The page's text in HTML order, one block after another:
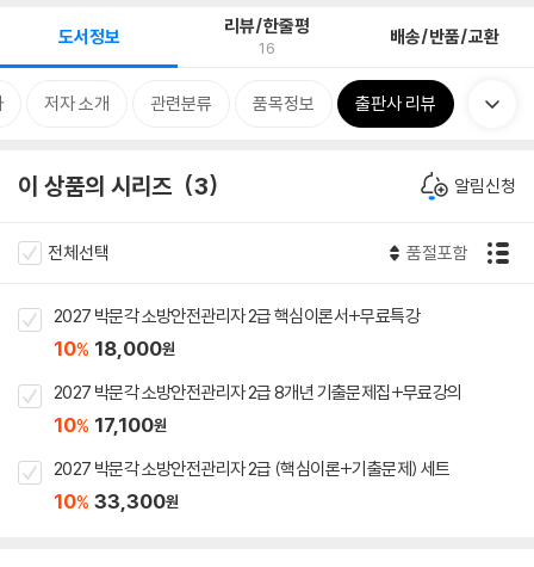
도서정보 리뷰/한줄평
16 배송/반품/교환
저자 소개 관련분류 품목정보 출판사 리뷰
이 상품의 시리즈 3 알림신청
전체선택 품절포함
2027 박문각 소방안전관리자 2급 핵심이론서+무료특강
10% 18,000원
2027 박문각 소방안전관리자 2급 8개년 기출문제집+무료강의
10% 17,100원
2027 박문각 소방안전관리자 2급 (핵심이론+기출문제) 세트
10% 33,300원